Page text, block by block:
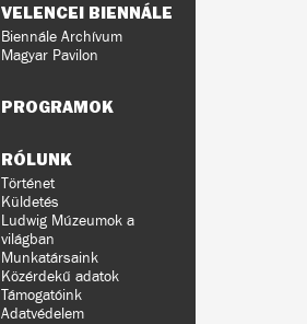
VELENCEI BIENNÁLE
Biennále Archívum
Magyar Pavilon
PROGRAMOK
RÓLUNK
Történet
Küldetés
Ludwig Múzeumok a
világban
Munkatársaink
Közérdekű adatok
Támogatóink
Adatvédelem